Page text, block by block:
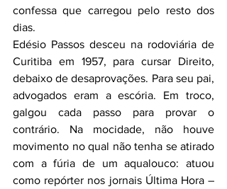
confessa que carregou pelo resto dos
dias.
Edésio Passos desceu na rodoviária de
Curitiba em 1957, para cursar Direito,
debaixo de desaprovações. Para seu pai,
advogados eram a escória. Em troco,
galgou cada passo para provar o
contrário. Na mocidade, não houve
movimento no qual não tenha se atirado
com a fúria de um aqualouco: atuou
como repórter nos jornais Última Hora –